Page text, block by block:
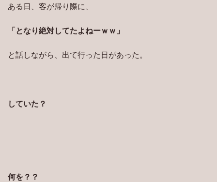
ある日、客が帰り際に、
「となり絶対してたよねーｗｗ」
と話しながら、出て行った日があった。
していた？
何を？？